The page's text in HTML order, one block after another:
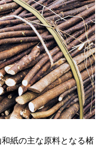
紙の主な原料となる楮